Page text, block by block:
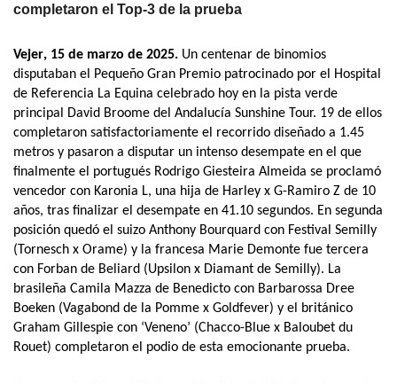
completaron el Top-3 de la prueba
Vejer, 15 de marzo de 2025. Un centenar de binomios
disputaban el Pequeño Gran Premio patrocinado por el Hospital
de Referencia La Equina celebrado hoy en la pista verde
principal David Broome del Andalucía Sunshine Tour. 19 de ellos
completaron satisfactoriamente el recorrido diseñado a 1.45
metros y pasaron a disputar un intenso desempate en el que
finalmente el portugués Rodrigo Giesteira Almeida se proclamó
vencedor con Karonia L, una hija de Harley x G-Ramiro Z de 10
años, tras finalizar el desempate en 41.10 segundos. En segunda
posición quedó el suizo Anthony Bourquard con Festival Semilly
(Tornesch x Orame) y la francesa Marie Demonte fue tercera
con Forban de Beliard (Upsilon x Diamant de Semilly). La
brasileña Camila Mazza de Benedicto con Barbarossa Dree
Boeken (Vagabond de la Pomme x Goldfever) y el británico
Graham Gillespie con ‘Veneno’ (Chacco-Blue x Baloubet du
Rouet) completaron el podio de esta emocionante prueba.